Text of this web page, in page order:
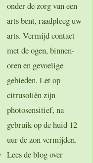
onder de zorg van een
arts bent, raadpleeg uw
arts. Vermijd contact
met de ogen, binnen-
oren en gevoelige
gebieden. Let op
citrusoliën zijn
photosensitief, na
gebruik op de huid 12
uur de zon vermijden.
Lees de blog over